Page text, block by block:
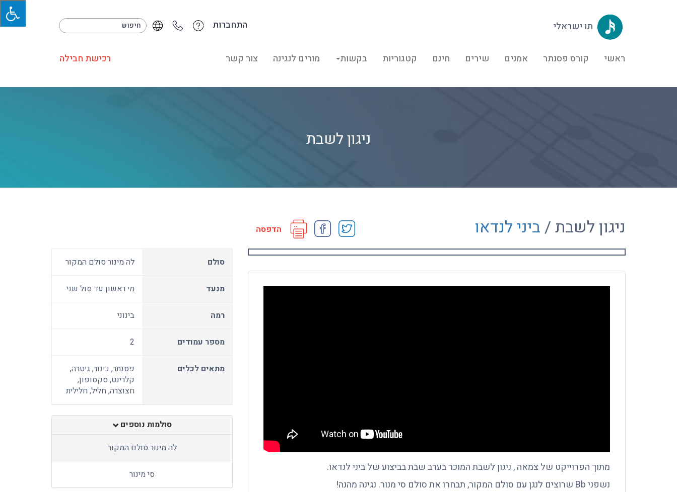
התחברות תו ישראלי
ראשי קורס פסנתר אמנים שירים חינם קטגוריות בקשות מורים לנגינה צור קשר רכישת חבילה
ניגון לשבת
ניגון לשבת /ביני לנדאו הדפסה
סולם לה מינור סולם המקור
מנעד מי ראשון עד סול שני
רמה בינוני
מספר עמודים 2
מתאים לכלים
פסנתר, כינור, גיטרה,
קלרינט, סקסופון,
חצוצרה, חליל, חלילית
סולמות נוספים
לה מינור סולם המקור
סי מינור
מתוך הפרוייקט של צמאה , ניגון לשבת המוכר בערב שבת בביצוע של ביני לנדאו.
נשפני Bb שרוצים לנגן עם סולם המקור, תבחרו את סולם סי מנור. נגינה מהנה!